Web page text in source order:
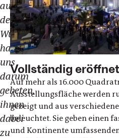
aus
den
Wüstenregionen
haben
uns
darum
gebeten,
ihnen
dabei
zu
Vollständig eröffnet
Auf mehr als 16.000
Ausstellungsfläche werden
gezeigt und aus
beleuchtet. Sie geben einen
und Kontinente